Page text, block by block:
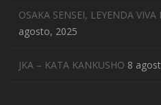
OSAKA SENSEI, LEYENDA
agosto, 2025
JKA – KATA KANKUSHO 8